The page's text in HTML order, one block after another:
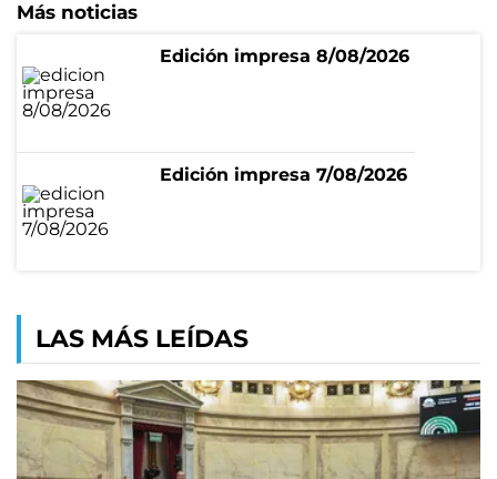
Más noticias
Edición impresa 8/08/2026
Edición impresa 7/08/2026
LAS MÁS LEÍDAS